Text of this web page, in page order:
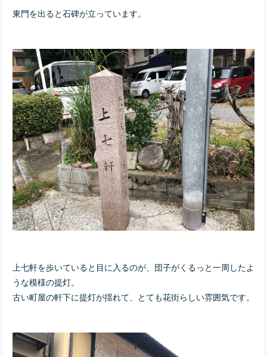
東門を出ると石碑が立っています。
上七軒を歩いていると目に入るのが、団子がくるっと一周したよ
うな模様の提灯。
古い町屋の軒下に提灯が揺れて、とても花街らしい雰囲気です。